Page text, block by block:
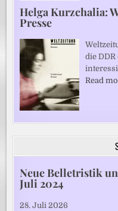
Helga Kurzchalia:
Presse
die
Read
Neue Belletristik
Juli 2024
28. Juli 2026